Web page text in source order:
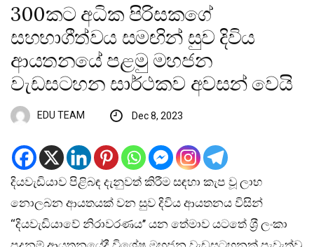
300කට අධික පිරිසකගේ
සහභාගීත්වය සමඟින් සුව දිවිය
ආයතනයේ පළමු මහජන
වැඩසටහන සාර්ථකව අවසන් වෙයි
EDU TEAM Dec 8, 2023
දියවැඩියාව පිළිබඳ දැනුවත් කිරීම සඳහා කැප වූ ලාභ
නොලබන ආයතයක් වන සුව දිවිය ආයතනය විසින්
‘‘දියවැඩියාවේ නිරාවරණය’’ යන තේමාව යටතේ ශ‍්‍රී ලංකා